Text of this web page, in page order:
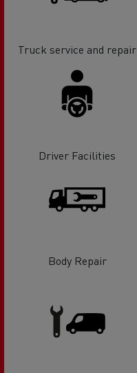
Truck service and repair
Driver Facilities
Body Repair